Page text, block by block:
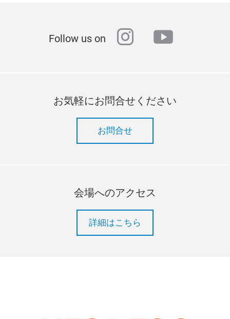
Follow us on instagram
youtube
お気軽にお問合せください
お問合せ
会場へのアクセス
詳細はこちら